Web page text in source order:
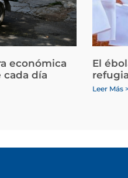
económica
cada día
El
Leer Más